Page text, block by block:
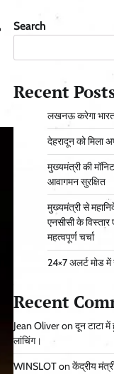
Search
Recent
लखनऊ करेगा भारत
देहरादून को मिला
मुख्यमंत्री की
आवागमन सुरक्षित
मुख्यमंत्री से
एनसीसी के
महत्वपूर्ण चर्चा
24×7 अलर्ट मोड
Recent
Jean Oliveronदून टाटा
लांचिंग।
WINSLOTonकेंद्रीय